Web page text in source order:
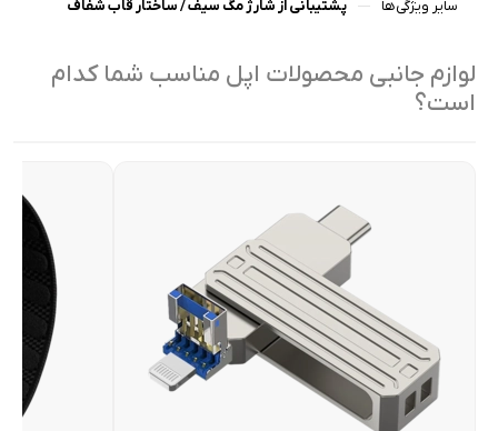
سایر ویژگی‌ها پشتیبانی از شارژ مگ سیف / ساختار قاب شفاف
لوازم جانبی محصولات اپل مناسب شما کدام
است؟